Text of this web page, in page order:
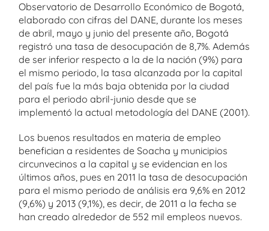
Observatorio de Desarrollo Económico de Bogotá,
elaborado con cifras del DANE, durante los meses
de abril, mayo y junio del presente año, Bogotá
registró una tasa de desocupación de 8,7%. Además
de ser inferior respecto a la de la nación (9%) para
el mismo periodo, la tasa alcanzada por la capital
del país fue la más baja obtenida por la ciudad
para el periodo abril-junio desde que se
implementó la actual metodología del DANE (2001).
Los buenos resultados en materia de empleo
benefician a residentes de Soacha y municipios
circunvecinos a la capital y se evidencian en los
últimos años, pues en 2011 la tasa de desocupación
para el mismo periodo de análisis era 9,6% en 2012
(9,6%) y 2013 (9,1%), es decir, de 2011 a la fecha se
han creado alrededor de 552 mil empleos nuevos.